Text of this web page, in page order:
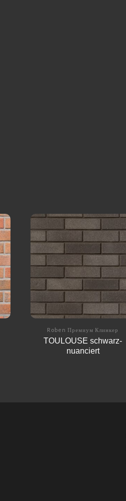
Roben Премиум Клинкер
TOULOUSE schwarz-
nuanciert